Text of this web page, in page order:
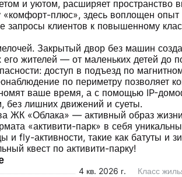
и уютом, расширяет пространство
«комфорт-плюс», здесь воплощен
запросы клиентов к повышенному
Закрытый двор без машин
жителей — от маленьких детей до
доступ в подъезд по
по периметру позволяет
ваше время, а с помощью IP-
без лишних движений и суеты.
ЖК «Облака» — активный образ
«активити-парк» в себя
и fly-активности, такие как батуты и
квест по активити-парку!
4 кв. 2026 г. Класс